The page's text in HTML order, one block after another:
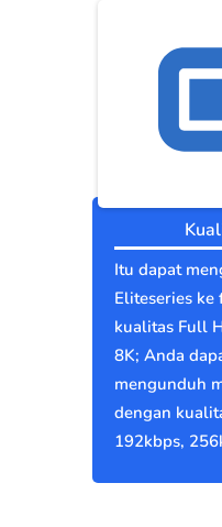
Itu dapat
Eliteseries
kualitas Full
8K; Anda
mengunduh
dengan
192kbps,